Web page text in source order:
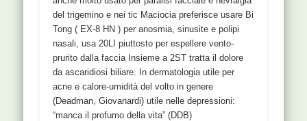
del trigemino e nei tic Maciocia preferisce usare Bi
Tong ( EX-8 HN ) per anosmia, sinusite e polipi
nasali, usa 20LI piuttosto per espellere vento-
prurito dalla faccia Insieme a 2ST tratta il dolore
da ascaridiosi biliare. In dermatologia utile per
acne e calore-umidità del volto in genere
(Deadman, Giovanardi) utile nelle depressioni:
“manca il profumo della vita” (DDB)